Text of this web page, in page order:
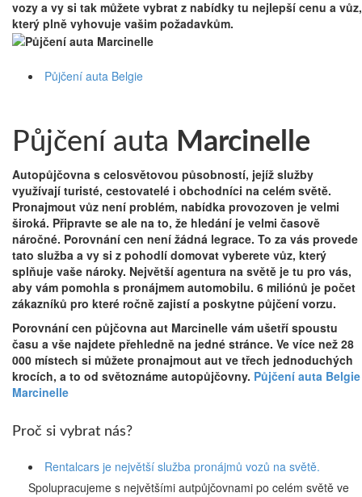
vozy a vy si tak můžete vybrat z nabídky tu nejlepší cenu a vůz,
který plně vyhovuje vašim požadavkům.
Půjčení auta Belgie
Půjčení auta Marcinelle
Autopůjčovna s celosvětovou působností, jejíž služby
využívají turisté, cestovatelé i obchodníci na celém světě.
Pronajmout vůz není problém, nabídka provozoven je velmi
široká. Připravte se ale na to, že hledání je velmi časově
náročné. Porovnání cen není žádná legrace. To za vás provede
tato služba a vy si z pohodlí domovat vyberete vůz, který
splňuje vaše nároky. Největší agentura na světě je tu pro vás,
aby vám pomohla s pronájmem automobilu. 6 miliónů je počet
zákazníků pro které ročně zajistí a poskytne půjčení vorzu.
Porovnání cen půjčovna aut Marcinelle vám ušetří spoustu
času a vše najdete přehledně na jedné stránce. Ve více než 28
000 místech si můžete pronajmout aut ve třech jednoduchých
krocích, a to od světoznáme autopůjčovny. Půjčení auta Belgie
Marcinelle
Proč si vybrat nás?
Rentalcars je největší služba pronájmů vozů na světě.
Spolupracujeme s největšími autpůjčovnami po celém světě ve